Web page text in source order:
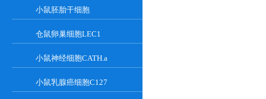
小鼠胚胎干细胞
仓鼠卵巢细胞LEC1
小鼠神经细胞CATH.a
小鼠乳腺癌细胞C127